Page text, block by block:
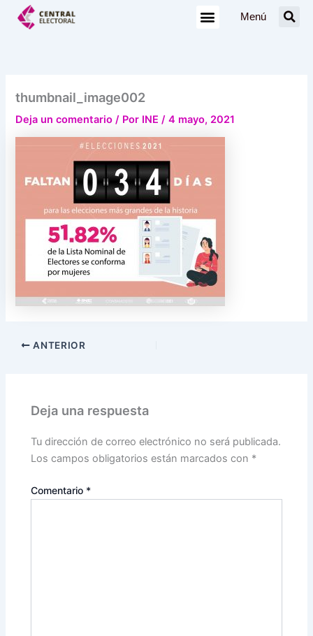
Menú
thumbnail_image002
Deja un comentario / Por INE/4 mayo, 2021
ANTERIOR
Deja una respuesta
Tu dirección de correo electrónico no será publicada.
Los campos obligatorios están marcados con *
Comentario *